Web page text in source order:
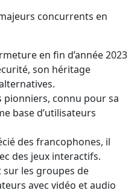
concurrents en
en fin d’année 2023
son héritage
pionniers, connu pour sa
base d’utilisateurs
des francophones, il
des jeux interactifs.
sur les groupes de
avec vidéo et audio